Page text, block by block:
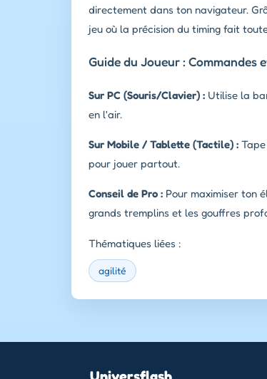
directement dans ton navigateur.
jeu où la précision du timing fait
Guide du Joueur : Commandes
Sur PC (Souris/Clavier) : Utilise la
en l'air.
Sur Mobile / Tablette (Tactile) :
pour jouer partout.
Conseil de Pro : Pour maximiser ton
grands tremplins et les gouffres
Thématiques liées :
agilité